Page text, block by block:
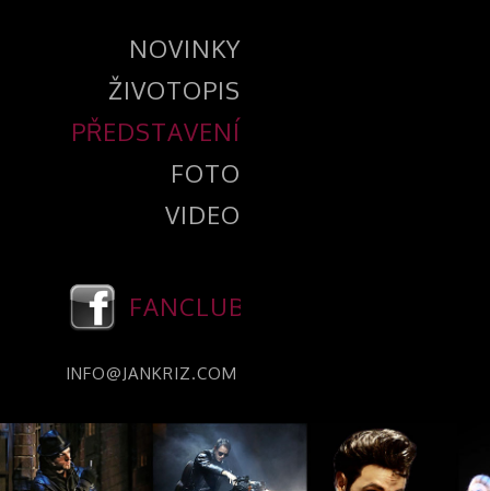
NOVINKY
ŽIVOTOPIS
PŘEDSTAVENÍ
FOTO
VIDEO
FANCLUB
INFO@JANKRIZ.COM